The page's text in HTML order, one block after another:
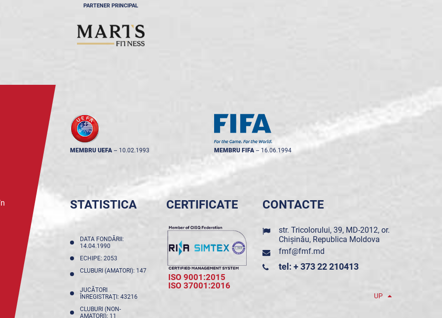
PARTENER PRINCIPAL
MEMBRU UEFA -- 10.02.1993 MEMBRU FIFA -- 16.06.1994
STATISTICA
DATA FONDĂRII:
14.04.1990
ECHIPE: 2053
CLUBURI (AMATORI): 147
JUCĂTORI
ÎNREGISTRAŢI: 43216
CLUBURI (NON-
AMATORI): 11
CERTIFICATE
ISO 9001:2015
ISO 37001:2016
CONTACTE
str. Tricolorului, 39, MD-2012, or.
Chișinău, Republica Moldova
fmf@fmf.md
tel: + 373 22 210413
UP